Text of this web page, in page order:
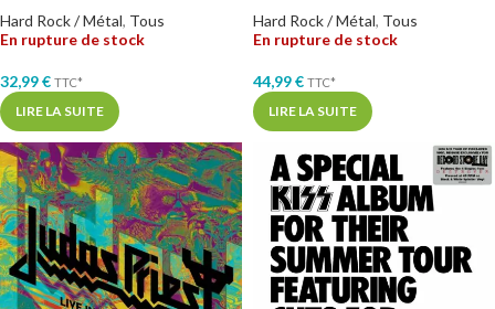
Hard Rock / Métal, Tous
En rupture de stock
32,99€ TTC*
LIRE LA SUITE
Hard Rock / Métal, Tous
En rupture de stock
44,99€ TTC*
LIRE LA SUITE